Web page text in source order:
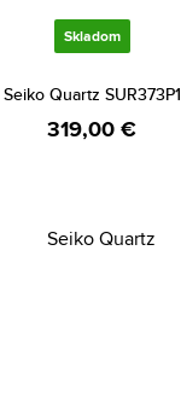
Skladom
Seiko Quartz SUR373P1
319,00 €